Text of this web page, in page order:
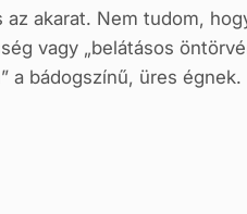
akarat. Nem tudom,
vagy „belátásos
bádogszínű, üres